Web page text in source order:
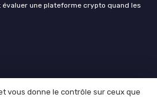
une plateforme crypto quand les
vous donne le contrôle sur ceux que